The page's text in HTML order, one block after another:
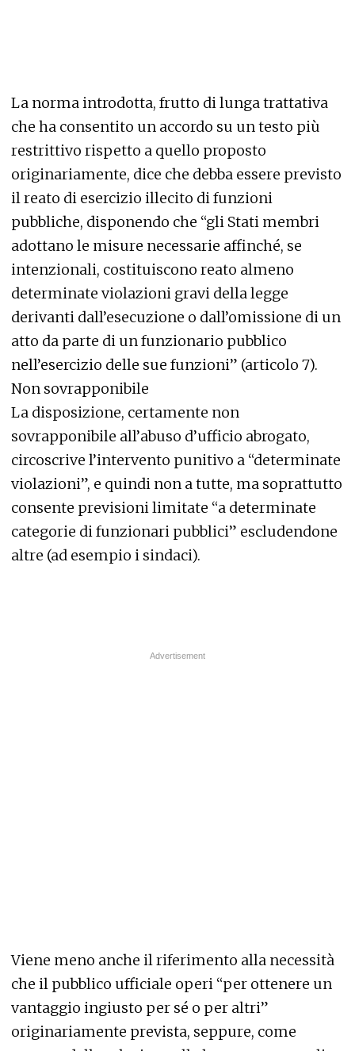
La norma introdotta, frutto di lunga trattativa
che ha consentito un accordo su un testo più
restrittivo rispetto a quello proposto
originariamente, dice che debba essere previsto
il reato di esercizio illecito di funzioni
pubbliche, disponendo che “gli Stati membri
adottano le misure necessarie affinché, se
intenzionali, costituiscono reato almeno
determinate violazioni gravi della legge
derivanti dall’esecuzione o dall’omissione di un
atto da parte di un funzionario pubblico
nell’esercizio delle sue funzioni” (articolo 7).
Non sovrapponibile
La disposizione, certamente non
sovrapponibile all’abuso d’ufficio abrogato,
circoscrive l’intervento punitivo a “determinate
violazioni”, e quindi non a tutte, ma soprattutto
consente previsioni limitate “a determinate
categorie di funzionari pubblici” escludendone
altre (ad esempio i sindaci).
Viene meno anche il riferimento alla necessità
che il pubblico ufficiale operi “per ottenere un
vantaggio ingiusto per sé o per altri”
originariamente prevista, seppure, come